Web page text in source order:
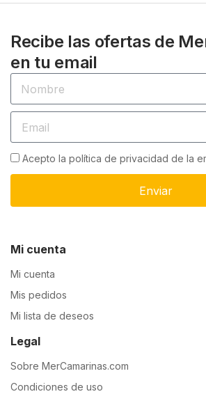
Recibe las ofertas de
en tu email
Acepto la política de privacidad de la
Enviar
Mi cuenta
Mi cuenta
Mis pedidos
Mi lista de deseos
Legal
Sobre MerCamarinas.com
Condiciones de uso